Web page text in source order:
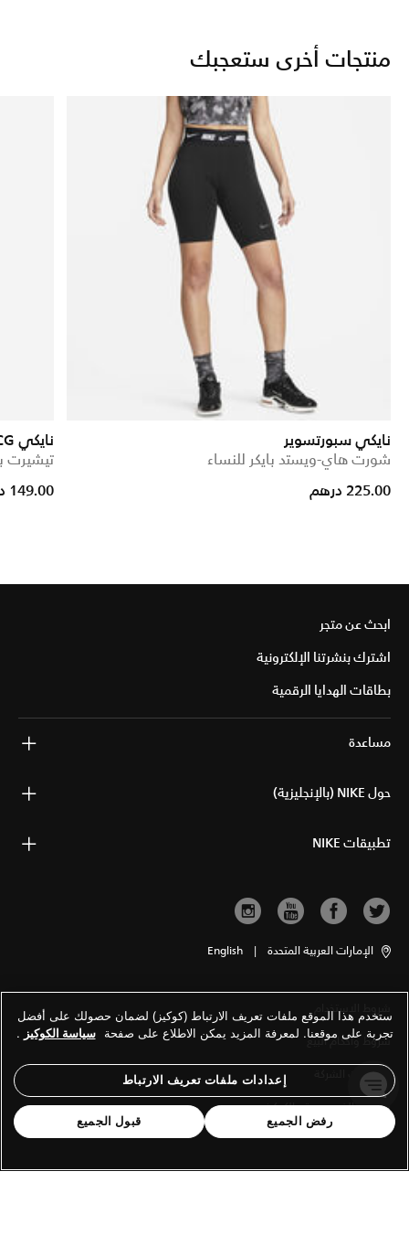
منتجات أخرى ستعجبك
نايكي سبورتسوير
شورت هاي-ويستد بايكر للنساء
225.00 درهم
نايكي ACG دراي-فت ADV 'جوت روكس'
تيشيرت
from
149.00 درهم
ابحث عن متجر
اشترك بنشرتنا الإلكترونية
بطاقات الهدايا الرقمية
مساعدة
حول NIKE (بالإنجليزية)
تطبيقات NIKE
الإمارات العربية المتحدة |
English
شروط الاستخدام
شروط وأحكام البيع
معلومات الشركة
سياسة الخصوصية والكوكيز
ستخدم هذا الموقع ملفات تعريف الارتباط (كوكيز) لضمان حصولك على أفضل
تجربة على موقعنا. لمعرفة المزيد يمكن الاطلاع على صفحة سياسة الكوكيز .
إعدادات ملفات تعريف الارتباط
رفض الجميع قبول الجميع